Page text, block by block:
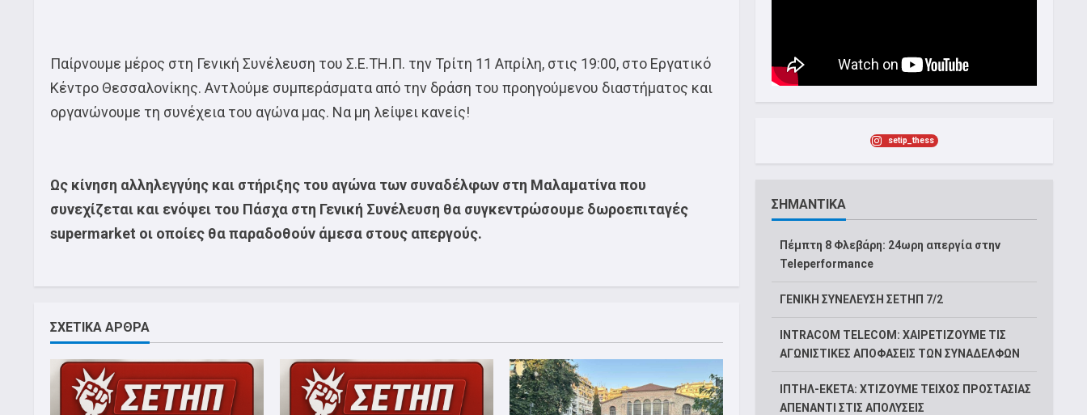
Παίρνουμε μέρος στη Γενική Συνέλευση του Σ.Ε.ΤΗ.Π. την Τρίτη 11 Απρίλη, στις 19:00, στο Εργατικό
Κέντρο Θεσσαλονίκης. Αντλούμε συμπεράσματα από την δράση του προηγούμενου διαστήματος και
οργανώνουμε τη συνέχεια του αγώνα μας. Να μη λείψει κανείς!
Ως κίνηση αλληλεγγύης και στήριξης του αγώνα των συναδέλφων στη Μαλαματίνα που
συνεχίζεται και ενόψει του Πάσχα στη Γενική Συνέλευση θα συγκεντρώσουμε δωροεπιταγές
supermarket οι οποίες θα παραδοθούν άμεσα στους απεργούς.
ΣΧΕΤΙΚΑ ΑΡΘΡΑ
setip_thess
ΣΗΜΑΝΤΙΚΑ
Πέμπτη 8 Φλεβάρη: 24ωρη απεργία στην
Teleperformance
ΓΕΝΙΚΗ ΣΥΝΕΛΕΥΣΗ ΣΕΤΗΠ 7/2
INTRACOM TELECOM: ΧΑΙΡΕΤΙΖΟΥΜΕ ΤΙΣ
ΑΓΩΝΙΣΤΙΚΕΣ ΑΠΟΦΑΣΕΙΣ ΤΩΝ ΣΥΝΑΔΕΛΦΩΝ
ΙΠΤΗΛ-ΕΚΕΤΑ: ΧΤΙΖΟΥΜΕ ΤΕΙΧΟΣ ΠΡΟΣΤΑΣΙΑΣ
ΑΠΕΝΑΝΤΙ ΣΤΙΣ ΑΠΟΛΥΣΕΙΣ